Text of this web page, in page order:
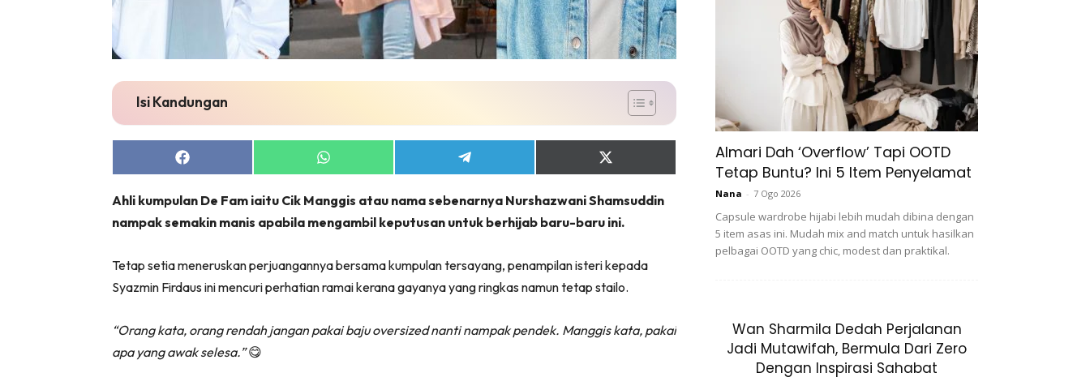
Isi Kandungan
Share
on
Share
on
Share
on
Share
on
(Twitter)
Ahli kumpulan De Fam iaitu Cik Manggis atau nama sebenarnya Nurshazwani Shamsuddin
nampak semakin manis apabila mengambil keputusan untuk berhijab baru-baru ini.
Tetap setia meneruskan perjuangannya bersama kumpulan tersayang, penampilan isteri kepada
Syazmin Firdaus ini mencuri perhatian ramai kerana gayanya yang ringkas namun tetap stailo.
“Orang kata, orang rendah jangan pakai baju oversized nanti nampak pendek. Manggis kata, pakai
apa yang awak selesa.”😋
Almari Dah ‘Overflow’ Tapi OOTD
Tetap Buntu? Ini 5 Item Penyelamat
Nana - 7 Ogo 2026
Capsule wardrobe hijabi lebih mudah dibina dengan
5 item asas ini. Mudah mix and match untuk hasilkan
pelbagai OOTD yang chic, modest dan praktikal.
Wan Sharmila Dedah Perjalanan
Jadi Mutawifah, Bermula Dari Zero
Dengan Inspirasi Sahabat